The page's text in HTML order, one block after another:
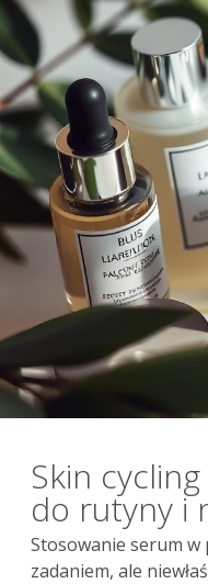
Skin
do rutyny i
Stosowanie serum w
zadaniem, ale